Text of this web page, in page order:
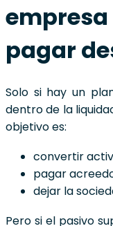
pagar
Solo si hay un
dentro de la
objetivo es:
convertir
pagar
dejar la
Pero si el pasivo